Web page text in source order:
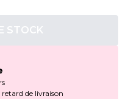
STOCK
de livraison